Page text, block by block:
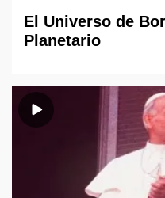
El Universo de
Planetario